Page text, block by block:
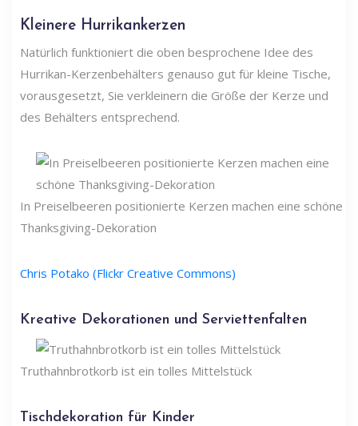
Kleinere Hurrikankerzen
Natürlich funktioniert die oben besprochene Idee des
Hurrikan-Kerzenbehälters genauso gut für kleine Tische,
vorausgesetzt, Sie verkleinern die Größe der Kerze und
des Behälters entsprechend.
In Preiselbeeren positionierte Kerzen machen eine schöne
Thanksgiving-Dekoration
Chris Potako (Flickr Creative Commons)
Kreative Dekorationen und Serviettenfalten
Truthahnbrotkorb ist ein tolles Mittelstück
Tischdekoration für Kinder